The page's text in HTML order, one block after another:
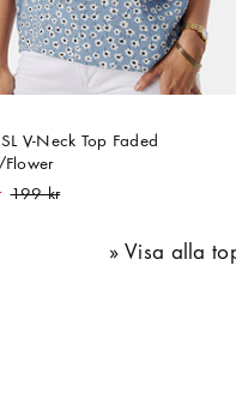
V-Neck Top Faded
Flower
Visa alla